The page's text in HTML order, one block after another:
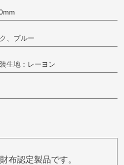
、ブルー
生地：レーヨン
布認定製品です。